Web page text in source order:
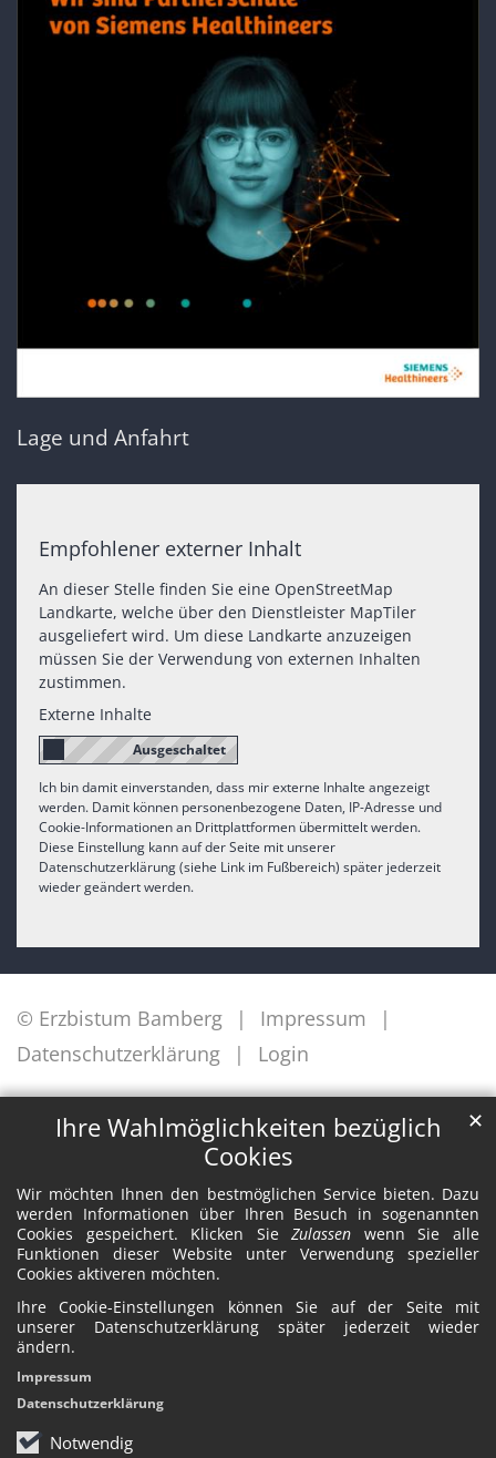
Ihre Wahlmöglichkeiten bezüglich
Cookies
Wir möchten Ihnen den bestmöglichen Service bieten. Dazu
werden Informationen über Ihren Besuch in sogenannten
Cookies gespeichert. Klicken SieZulassen wenn Sie alle
Funktionen dieser Website unter Verwendung spezieller
Cookies aktiveren möchten.
Ihre Cookie-Einstellungen können Sie auf der Seite mit
unserer Datenschutzerklärung später jederzeit wieder
ändern.
Notwendig
✕
Impressum
Datenschutzerklärung
Lage und Anfahrt
Empfohlener externer Inhalt
An dieser Stelle finden Sie eine OpenStreetMap
Landkarte, welche über den Dienstleister MapTiler
ausgeliefert wird. Um diese Landkarte anzuzeigen
müssen Sie der Verwendung von externen Inhalten
zustimmen.
Externe Inhalte
Ich bin damit einverstanden, dass mir externe Inhalte angezeigt
werden. Damit können personenbezogene Daten, IP-Adresse und
Cookie-Informationen an Drittplattformen übermittelt werden.
Diese Einstellung kann auf der Seite mit unserer
Datenschutzerklärung (siehe Link im Fußbereich) später jederzeit
wieder geändert werden.
© Erzbistum Bamberg
Impressum
Datenschutzerklärung
Login